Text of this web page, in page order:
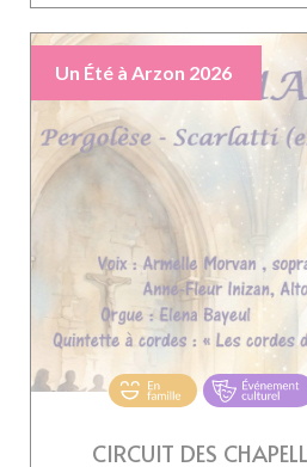
Un Été à Arzon 2026
CIRCUIT DES